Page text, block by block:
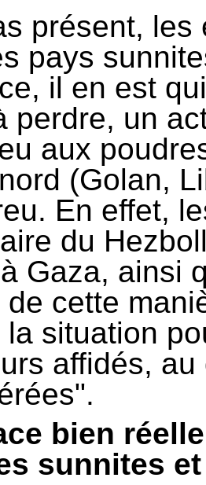
présent,
pays
il en est
perdre, un
aux
(Golan,
En effet,
du
Gaza, ainsi
de cette
la situation
affidés,
bien
sunnites